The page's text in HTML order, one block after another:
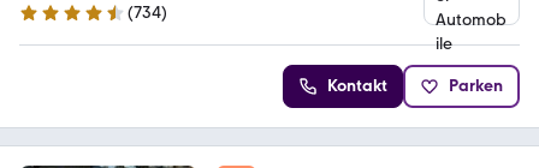
4.6 Sterne
(734)
Kontakt Parken